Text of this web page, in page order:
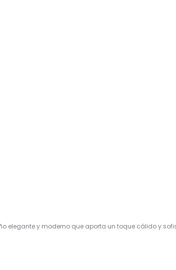
elegante y moderno que aporta un toque cálido y